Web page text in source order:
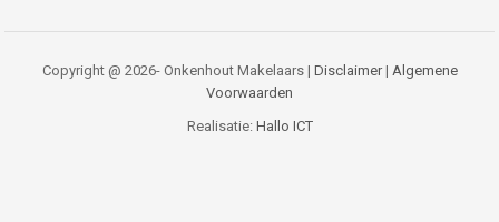
Copyright @ 2026- Onkenhout Makelaars | Disclaimer| Algemene
Voorwaarden
Realisatie: Hallo ICT